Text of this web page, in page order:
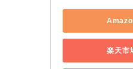
楽天市